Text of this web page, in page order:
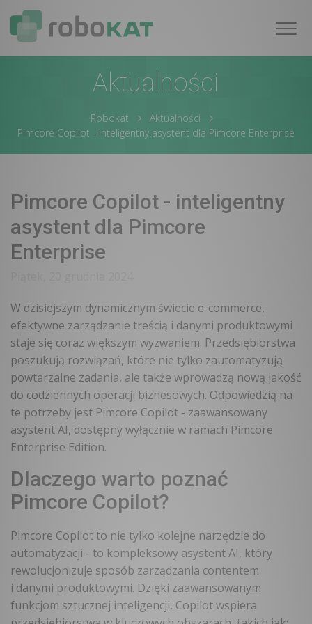
Aktualności
Robokat
Aktualności
Pimcore Copilot - inteligentny asystent dla Pimcore Enterprise
Pimcore Copilot - inteligentny
asystent dla Pimcore
Enterprise
W dzisiejszym dynamicznym świecie e-commerce,
efektywne zarządzanie treścią i danymi produktowymi
staje się coraz większym wyzwaniem. Przedsiębiorstwa
poszukują rozwiązań, które nie tylko zautomatyzują
powtarzalne zadania, ale także wprowadzą nową jakość
do codziennych operacji biznesowych. Odpowiedzią na
te potrzeby jest Pimcore Copilot - zaawansowany
asystent AI, dostępny wyłącznie w ramach Pimcore
Enterprise Edition.
Dlaczego warto poznać
Pimcore Copilot?
Pimcore Copilot to nie tylko kolejne narzędzie do
automatyzacji - to kompleksowy asystent AI, który
rewolucjonizuje sposób zarządzania contentem
i danymi produktowymi. Dzięki zaawansowanym
funkcjom sztucznej inteligencji, Copilot wspiera